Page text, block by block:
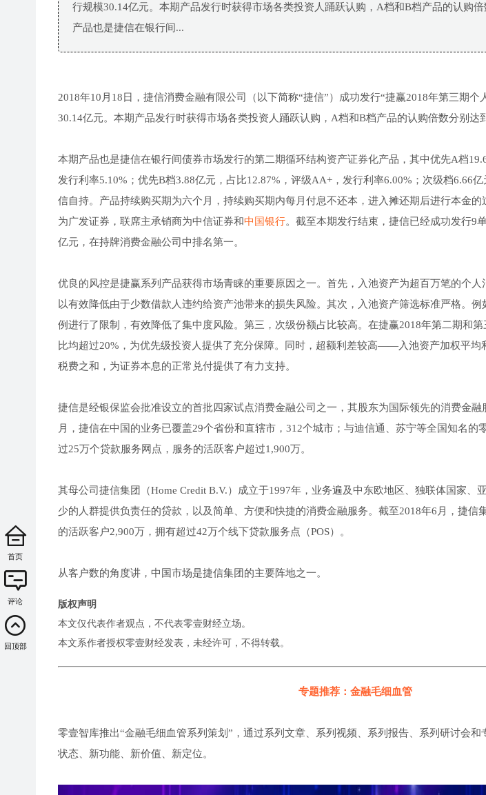
行规模30.14亿元。本期产品发行时获得市场各类投资人踊跃认购，A档和B档产品的认购
产品也是捷信在银行间...
2018年10月18日，捷信消费金融有限公司（以下简称“捷信”）成功发行“捷赢2018年第三期
30.14亿元。本期产品发行时获得市场各类投资人踊跃认购，A档和B档产品的认购倍数分别达
本期产品也是捷信在银行间债券市场发行的第二期循环结构资产证券化产品，其中优先A档
发行利率5.10%；优先B档3.88亿元，占比12.87%，评级AA+，发行利率6.00%；次级档6.66
信自持。产品持续购买期为六个月，持续购买期内每月付息不还本，进入摊还期后进行本金
为广发证券，联席主承销商为中信证券和中国银行。截至本期发行结束，捷信已经成功发行9
亿元，在持牌消费金融公司中排名第一。
优良的风控是捷赢系列产品获得市场青睐的重要原因之一。首先，入池资产为超百万笔的个
以有效降低由于少数借款人违约给资产池带来的损失风险。其次，入池资产筛选标准严格。
例进行了限制，有效降低了集中度风险。第三，次级份额占比较高。在捷赢2018年第二期和
比均超过20%，为优先级投资人提供了充分保障。同时，超额利差较高——入池资产加权平均
税费之和，为证券本息的正常兑付提供了有力支持。
捷信是经银保监会批准设立的首批四家试点消费金融公司之一，其股东为国际领先的消费金融
月，捷信在中国的业务已覆盖29个省份和直辖市，312个城市；与迪信通、苏宁等全国知名的
过25万个贷款服务网点，服务的活跃客户超过1,900万。
其母公司捷信集团（Home Credit B.V.）成立于1997年，业务遍及中东欧地区、独联体国家、
少的人群提供负责任的贷款，以及简单、方便和快捷的消费金融服务。截至2018年6月，捷信
的活跃客户2,900万，拥有超过42万个线下贷款服务点（POS）。
从客户数的角度讲，中国市场是捷信集团的主要阵地之一。
版权声明
本文仅代表作者观点，不代表零壹财经立场。
本文系作者授权零壹财经发表，未经许可，不得转载。
专题推荐：金融毛细血管
零壹智库推出“金融毛细血管系列策划”，通过系列文章、系列视频、系列报告、系列研讨会
状态、新功能、新价值、新定位。
首页
评论
回顶部